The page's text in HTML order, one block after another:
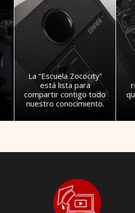
La “Escuela Zococity”
está lista para
compartir contigo todo
nuestro conocimiento.